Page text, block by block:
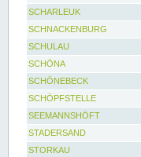
SCHARLEUK
SCHNACKENBURG
SCHULAU
SCHÖNA
SCHÖNEBECK
SCHÖPFSTELLE
SEEMANNSHÖFT
STADERSAND
STORKAU